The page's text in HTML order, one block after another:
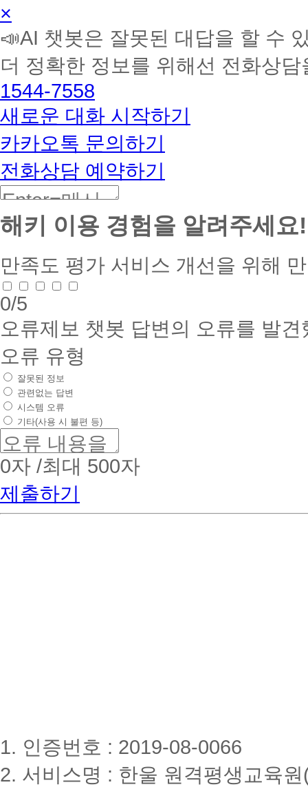
AI
학
습
토
커
BETA
×
📣AI 챗봇은 잘못된 대답을 할 수
더 정확한 정보를 위해선 전화상
1544-7558
새로운 대화 시작하기
카카오톡 문의하기
전화상담 예약하기
해키 이용 경험을 알려주세요!
만족도 평가 서비스 개선을 위해
0/5
오류제보 챗봇 답변의 오류를 발
오류 유형
잘못된 정보
관련없는 답변
시스템 오류
기타(사용 시 불편 등)
0자 /최대 500자
제출하기
1. 인증번호 : 2019-08-0066
2. 서비스명 : 한울 원격평생교육